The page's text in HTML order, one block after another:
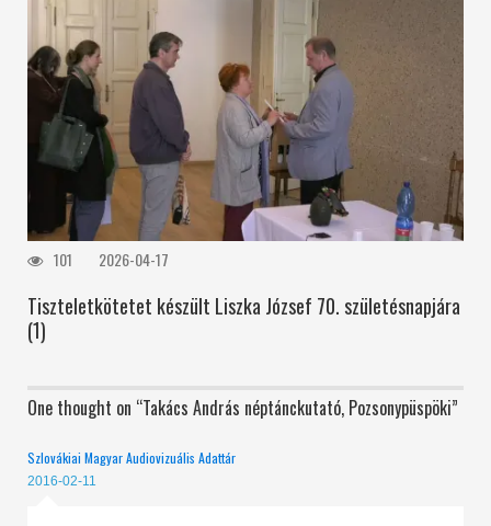
101 2026-04-17
Tiszteletkötetet készült Liszka József 70. születésnapjára
(1)
One thought on “Takács András néptánckutató, Pozsonypüspöki”
Szlovákiai Magyar Audiovizuális Adattár
2016-02-11